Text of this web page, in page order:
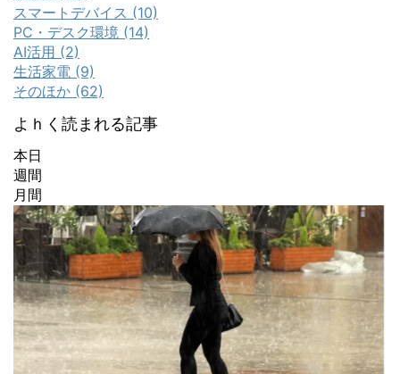
スマートデバイス (10)
PC・デスク環境 (14)
AI活用 (2)
生活家電 (9)
そのほか (62)
よｈく読まれる記事
本日
週間
月間